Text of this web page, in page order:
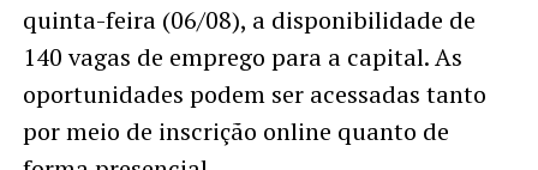
quinta-feira (06/08), a disponibilidade de
140 vagas de emprego para a capital. As
oportunidades podem ser acessadas tanto
por meio de inscrição online quanto de